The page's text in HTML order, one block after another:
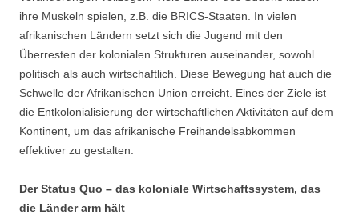
ihre Muskeln spielen, z.B. die BRICS-Staaten. In vielen
afrikanischen Ländern setzt sich die Jugend mit den
Überresten der kolonialen Strukturen auseinander, sowohl
politisch als auch wirtschaftlich. Diese Bewegung hat auch die
Schwelle der Afrikanischen Union erreicht. Eines der Ziele ist
die Entkolonialisierung der wirtschaftlichen Aktivitäten auf dem
Kontinent, um das afrikanische Freihandelsabkommen
effektiver zu gestalten.
Der Status Quo – das koloniale Wirtschaftssystem, das
die Länder arm hält